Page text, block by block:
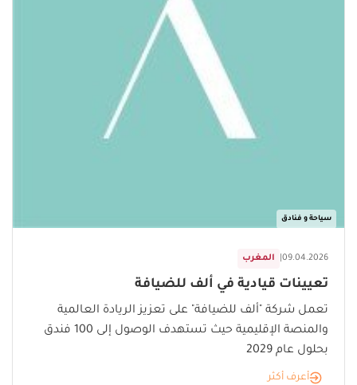
سياحة و فنادق
المغرب 09.04.2026
تعيينات قيادية في ألف للضيافة
تعمل شركة "ألف للضيافة" على تعزيز الريادة العالمية
والمنصة الإقليمية حيث تستهدف الوصول إلى 100 فندق
بحلول عام 2029
أعرف أكثر